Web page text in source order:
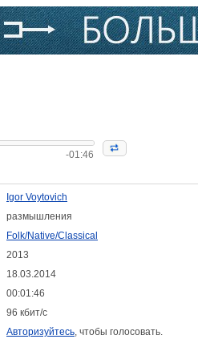
-01:46
Igor Voytovich
размышления
Folk/Native/Classical
2013
18.03.2014
00:01:46
96 кбит/с
Авторизуйтесь, чтобы голосовать.